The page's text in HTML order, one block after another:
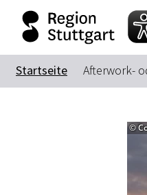
Startseite Afterwork-
©